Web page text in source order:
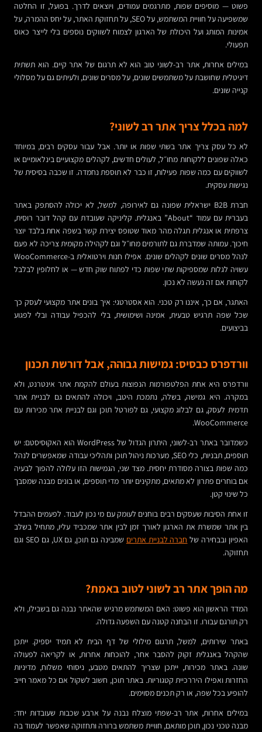
פשוט — מוסיפים שפות, מתרגמים עמודים, ויוצאים לדרך. בפועל, זו החלטה
שמשפיעה על חוויית המשתמש, על SEO, על תחזוקת האתר, על יחס ההמרה, על
אמינות המותג ועל היכולת של הארגון לצמוח לשווקים נוספים בלי לייצר כאוס
תפעולי.
במילים אחרות, אתר רב-לשוני טוב הוא לא תרגום של אתר קיים. הוא תשתית
דיגיטלית שחושבת על משתמשים שונים, על מסרים שונים, ולעיתים גם על מסלולי
קנייה שונים.
למה בכלל צריך אתר רב לשוני?
לא כל עסק צריך אתר בשתי שפות או יותר. אבל עבור עסקים רבים, במיוחד
כאלה שפונים ללקוחות מחו״ל, לעולים חדשים, לקהלים מקצועיים בינלאומיים או
לשווקים עם כמה שפות פעילות, זו כבר לא תוספת נחמדה. זו שכבה בסיסית של
נגישות עסקית.
חברת B2B ישראלית שפונה גם לאירופה, למשל, לא יכולה להסתפק באתר
בעברית עם עמוד “About” באנגלית. קליניקה שעובדת עם קהל דובר רוסית,
צרפתית או אנגלית תגלה מהר מאוד שטופס יצירת קשר בשפה אחת בלבד יוצר
חיכוך. עמותה שמדברת גם לתורמים מחו״ל וגם לקהילה מקומית צריכה לא פעם
לנהל מסרים שונים לקהלים שונים. אפילו חנות וירטואלית ב-WooCommerce
עשויה לגלות שמספיקות שתי שפות כדי לפתוח שוק חדש — או לחלופין לבלבל
לקוחות אם זה נעשה לא נכון.
האתגר, אם כך, איננו רק טכני. הוא אסטרטגי: איך בונים אתר מקצועי לעסק כך
שכל שפה תרגיש טבעית, אמינה ושימושית, בלי להכפיל עבודה ובלי לפגוע
בביצועים.
וורדפרס כבסיס: גמישות גבוהה, אבל דורשת תכנון
וורדפרס היא אחת הפלטפורמות הנפוצות בעולם להקמת אתר אינטרנט, ולא
במקרה. היא גמישה, בשלה, נתמכת היטב, ויכולה להתאים גם לבניית אתר
תדמית לעסק, גם לבלוג מקצועי, גם לפורטל תוכן וגם לבניית אתר מכירות עם
WooCommerce.
כשמדובר באתר רב-לשוני, היתרון הגדול של WordPress הוא האקוסיסטם: יש
תוספים, תבניות, כלי SEO, מערכות ניהול תוכן ותהליכי עבודה שמאפשרים לנהל
כמה שפות בצורה מסודרת יחסית. מצד שני, הגמישות הזו עלולה להפוך לבעיה
אם בוחרים פתרון לא מתאים, מתקינים יותר מדי תוספים, או בונים מבנה שמסבך
כל שינוי קטן.
זו אחת הסיבות שעסקים רבים בוחנים לעומק עם מי נכון לעבוד. לפעמים ההבדל
בין אתר שמשרת את הארגון לאורך זמן לבין אתר שמכביד עליו, מתחיל בשלב
האפיון ובבחירה של חברה לבניית אתרים
שמבינה גם תוכן, גם UX, גם SEO וגם
תחזוקה.
מה הופך אתר רב לשוני לטוב באמת?
המדד הראשון הוא פשוט: האם המשתמש מרגיש שהאתר נבנה גם בשבילו, ולא
רק תורגם עבורו. זו הבחנה קטנה עם השפעה גדולה.
באתר שירותים, למשל, תרגום מילולי של דף הבית לא תמיד יספיק. ייתכן
שהקהל באנגלית זקוק להסבר אחר, להוכחות אחרות, או לקריאה לפעולה
שונה. באתר מכירות, ייתכן שצריך להתאים מטבע, ניסוחי משלוח, מדיניות
החזרות ואפילו היררכיית קטגוריות. באתר תוכן, חשוב לשקול אם כל מאמר חייב
להופיע בכל שפה, או רק תכנים מסוימים.
במילים אחרות, אתר רב-שפתי מוצלח נבנה על ארבע שכבות שעובדות יחד:
מבנה טכני נכון, תוכן מותאם, חוויית משתמש ברורה ותחזוקה שאפשר לעמוד בה